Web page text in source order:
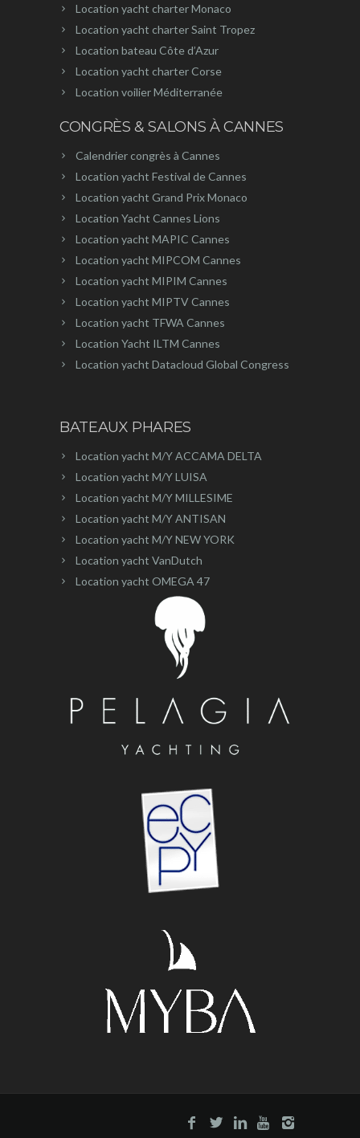
Location yacht charter Monaco
Location yacht charter Saint Tropez
Location bateau Côte d’Azur
Location yacht charter Corse
Location voilier Méditerranée
CONGRÈS & SALONS À CANNES
Calendrier congrès à Cannes
Location yacht Festival de Cannes
Location yacht Grand Prix Monaco
Location Yacht Cannes Lions
Location yacht MAPIC Cannes
Location yacht MIPCOM Cannes
Location yacht MIPIM Cannes
Location yacht MIPTV Cannes
Location yacht TFWA Cannes
Location Yacht ILTM Cannes
Location yacht Datacloud Global Congress
BATEAUX PHARES
Location yacht M/Y ACCAMA DELTA
Location yacht M/Y LUISA
Location yacht M/Y MILLESIME
Location yacht M/Y ANTISAN
Location yacht M/Y NEW YORK
Location yacht VanDutch
Location yacht OMEGA 47